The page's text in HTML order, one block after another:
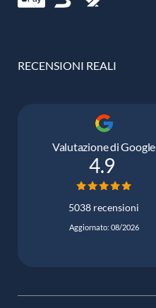
RECENSIONI REALI
Valutazione di Google
4.9
5038 recensioni
Aggiornato: 08/2026